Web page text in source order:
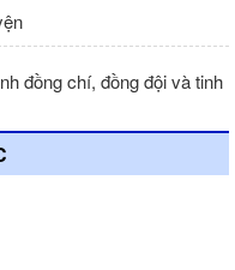
đồng chí, đồng đội và tinh